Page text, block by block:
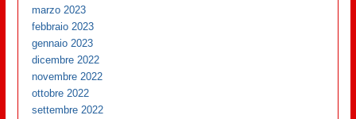
marzo 2023
febbraio 2023
gennaio 2023
dicembre 2022
novembre 2022
ottobre 2022
settembre 2022